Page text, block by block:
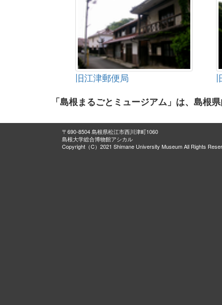
旧江津郵便局
「島根まるごとミュージアム」は、島根
〒690-8504 島根県松江市西川津町1060
島根大学総合博物館アシカル
Copyright（C）2021 Shimane University Museum All Rights